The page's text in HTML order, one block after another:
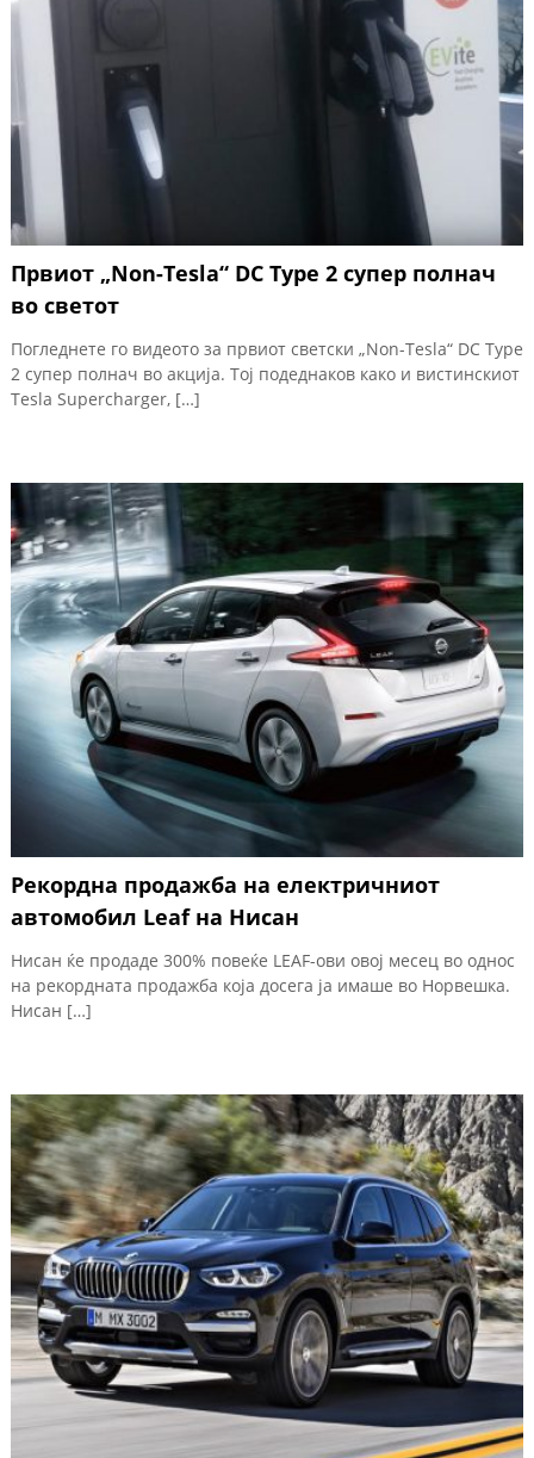
Првиот „Non-Tesla“ DC Type 2 супер полнач
во светот
Погледнете го видеото за првиот светски „Non-Tesla“ DC Type
2 супер полнач во акција. Тој подеднаков како и вистинскиот
Tesla Supercharger, […]
Рекордна продажба на електричниот
автомобил Leaf на Нисан
Нисан ќе продаде 300% повеќе LEAF-ови овој месец во однос
на рекордната продажба која досега ја имаше во Норвешка.
Нисан […]